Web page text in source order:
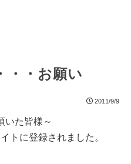
・・お願い
2011/9/9
いた皆様～
トに登録されました。